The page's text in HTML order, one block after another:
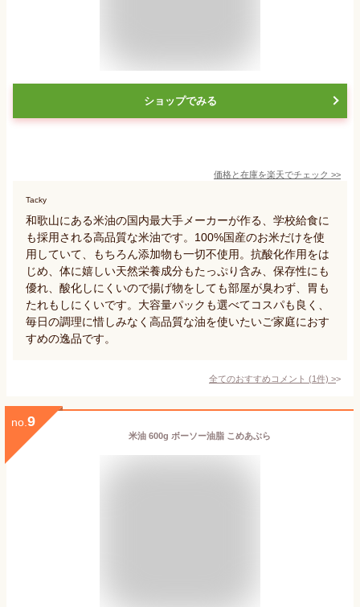
ショップでみる
価格と在庫を楽天でチェック >>
Tacky
和歌山にある米油の国内最大手メーカーが作る、学校給食に
も採用される高品質な米油です。100%国産のお米だけを使
用していて、もちろん添加物も一切不使用。抗酸化作用をは
じめ、体に嬉しい天然栄養成分もたっぷり含み、保存性にも
優れ、酸化しにくいので揚げ物をしても部屋が臭わず、胃も
たれもしにくいです。大容量パックも選べてコスパも良く、
毎日の調理に惜しみなく高品質な油を使いたいご家庭におす
すめの逸品です。
全てのおすすめコメント (1件) >
no. 9
米油 600g ボーソー油脂 こめあぶら